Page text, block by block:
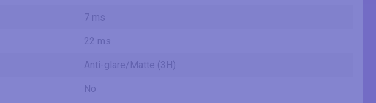
7 ms
22 ms
Anti-glare/Matte (3H)
No